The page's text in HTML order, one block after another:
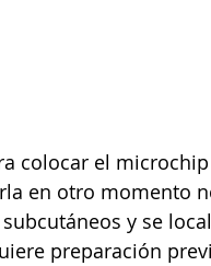
colocar el
en otro momento
y se
preparación